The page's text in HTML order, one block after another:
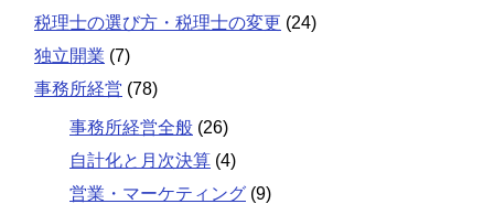
税理士の選び方・税理士の変更 (24)
独立開業 (7)
事務所経営 (78)
事務所経営全般 (26)
自計化と月次決算 (4)
営業・マーケティング (9)